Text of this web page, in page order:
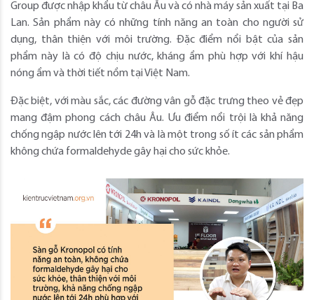
Group được nhập khẩu từ châu Âu và có nhà máy sản xuất tại Ba
Lan. Sản phẩm này có những tính năng an toàn cho người sử
dụng, thân thiện với môi trường. Đặc điểm nổi bật của sản
phẩm này là có độ chịu nước, kháng ẩm phù hợp với khí hậu
nóng ẩm và thời tiết nồm tại Việt Nam.
Đặc biệt, với màu sắc, các đường vân gỗ đặc trưng theo vẻ đẹp
mang đậm phong cách châu Âu. Ưu điểm nổi trội là khả năng
chống ngập nước lên tới 24h và là một trong số ít các sản phẩm
không chứa formaldehyde gây hại cho sức khỏe.